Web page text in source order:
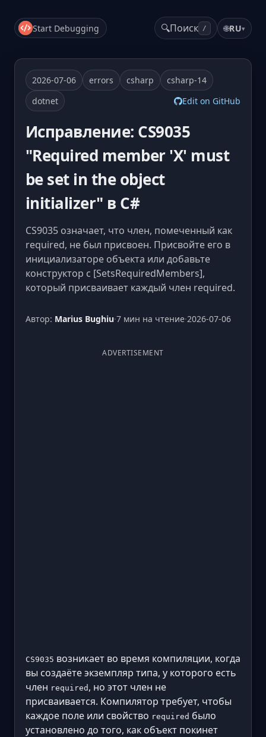
Start Debugging 🔍Поиск / 🌐RU▾
2026-07-06 errors csharp
csharp-14
dotnet
Edit on GitHub
Исправление: CS9035
"Required member 'X' must
be set in the object
initializer" в C#
CS9035 означает, что член, помеченный как
required, не был присвоен. Присвойте его в
инициализаторе объекта или добавьте
конструктор с [SetsRequiredMembers],
который присваивает каждый член required.
Автор: Marius Bughiu·7 мин на чтение·2026-07-06
ADVERTISEMENT
CS9035 возникает во время компиляции, когда
вы создаёте экземпляр типа, у которого есть
член required , но этот член не
присваивается. Компилятор требует, чтобы
каждое поле или свойство required было
установлено до того, как объект покинет